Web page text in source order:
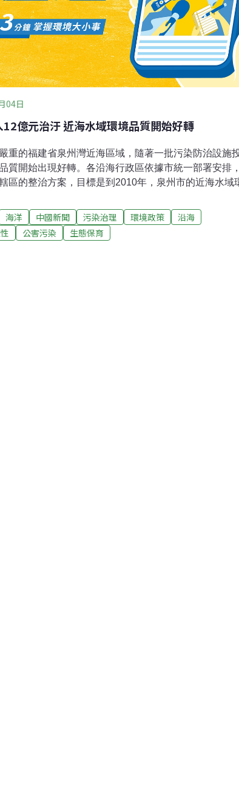
04日
12億元治汙 近海水域環境品質開始好轉
重的福建省泉州灣近海區域，隨著一批污染防治設施
質開始出現好轉。各沿海行政區依據市統一部署安排
區的整治方案，目標是到2010年，泉州市的近海水域
資金近12億元，占2006年計畫投資的80%。目前近海
作取得了階段性成效。
海洋 中國新聞 污染治理 環境政策
沿海
公害污染 生態保育